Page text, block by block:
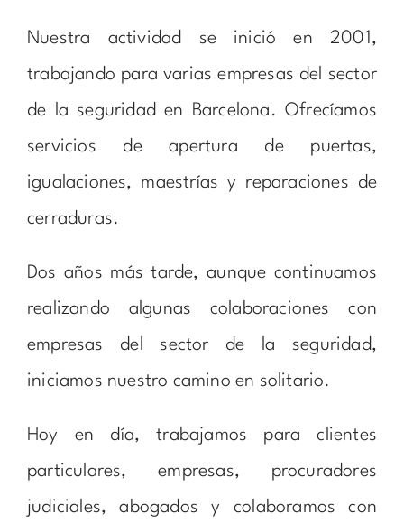
Nuestra actividad se inició en 2001,
trabajando para varias empresas del sector
de la seguridad en Barcelona. Ofrecíamos
servicios de apertura de puertas,
igualaciones, maestrías y reparaciones de
cerraduras.
Dos años más tarde, aunque continuamos
realizando algunas colaboraciones con
empresas del sector de la seguridad,
iniciamos nuestro camino en solitario.
Hoy en día, trabajamos para clientes
particulares, empresas, procuradores
judiciales, abogados y colaboramos con